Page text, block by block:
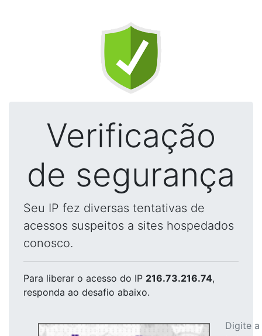
Verificação
de segurança
Seu IP fez diversas tentativas de
acessos suspeitos a sites hospedados
conosco.
Para liberar o acesso do IP 216.73.216.74,
responda ao desafio abaixo.
Digite